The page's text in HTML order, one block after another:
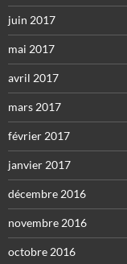
juin 2017
mai 2017
avril 2017
mars 2017
février 2017
janvier 2017
décembre 2016
novembre 2016
octobre 2016